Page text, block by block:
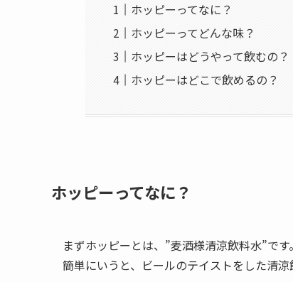
ホッピーってなに？
ホッピーってどんな味？
ホッピーはどうやって飲むの？
ホッピーはどこで飲めるの？
ホッピーってなに？
まずホッピーとは、”麦酒様清涼飲料水”です。
簡単にいうと、 ビールのテイストをした清